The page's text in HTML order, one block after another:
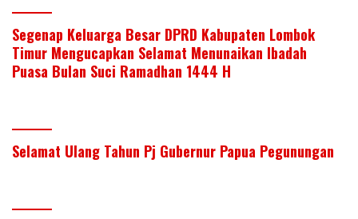
Segenap Keluarga Besar DPRD Kabupaten Lombok
Timur Mengucapkan Selamat Menunaikan Ibadah
Puasa Bulan Suci Ramadhan 1444 H
Selamat Ulang Tahun Pj Gubernur Papua Pegunungan